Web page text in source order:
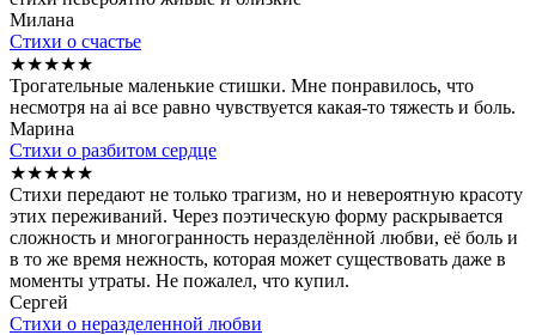
Милана
Стихи о счастье
★★★★★
Трогательные маленькие стишки. Мне понравилось, что
несмотря на ai все равно чувствуется какая-то тяжесть и боль.
Марина
Стихи о разбитом сердце
★★★★★
Стихи передают не только трагизм, но и невероятную красоту
этих переживаний. Через поэтическую форму раскрывается
сложность и многогранность неразделённой любви, её боль и
в то же время нежность, которая может существовать даже в
моменты утраты. Не пожалел, что купил.
Сергей
Стихи о неразделенной любви